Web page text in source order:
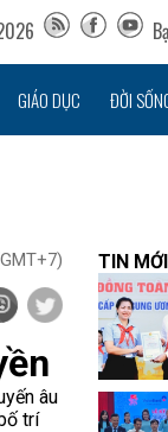
GIÁO DỤC ĐỜI
âu
trí
TIN MỚI